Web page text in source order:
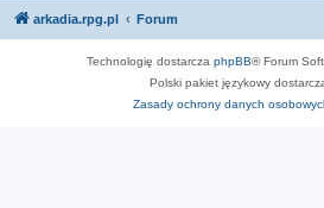
arkadia.rpg.pl Forum
Technologię dostarcza phpBB® Forum
Polski pakiet językowy
Zasady ochrony danych